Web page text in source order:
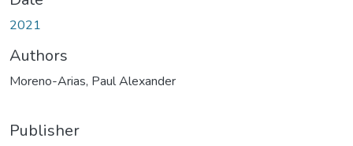
2021
Authors
Moreno-Arias, Paul Alexander
Publisher